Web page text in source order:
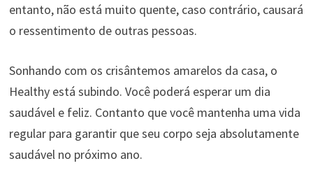
entanto, não está muito quente, caso contrário, causará
o ressentimento de outras pessoas.
Sonhando com os crisântemos amarelos da casa, o
Healthy está subindo. Você poderá esperar um dia
saudável e feliz. Contanto que você mantenha uma vida
regular para garantir que seu corpo seja absolutamente
saudável no próximo ano.